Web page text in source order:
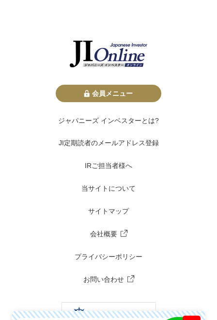
会員メニュー
ジャパニーズ インベスターとは?
JI定期読者のメールアドレス登録
IRご担当者様へ
当サイトについて
サイトマップ
会社概要
プライバシーポリシー
お問い合わせ